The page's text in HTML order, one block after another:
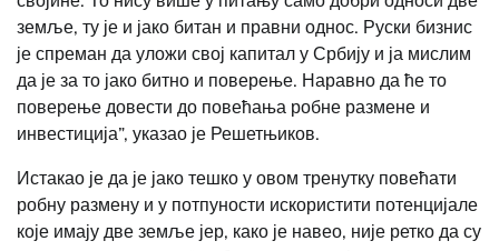
земље, ту је и јако битан и правни однос. Руски бизнис
је спреман да уложи свој капитал у Србију и ја мислим
да је за то јако битно и поверење. Наравно да ће то
поверење довести до повећања робне размене и
инвестиција”, указао је Решетњиков.
Истакао је да је јако тешко у овом тренутку повећати
робну размену и у потпуности искористити потенцијале
које имају две земље јер, како је навео, није ретко да су